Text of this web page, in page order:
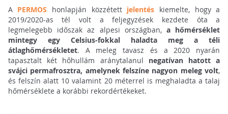
A PERMOS honlapján közzétett jelentés kiemelte, hogy a
2019/2020-as tél volt a feljegyzések kezdete óta a
legmelegebb időszak az alpesi országban, a hőmérséklet
mintegy egy Celsius-fokkal haladta meg a téli
átlaghőmérsékletet. A meleg tavasz és a 2020 nyarán
tapasztalt két hőhullám aránytalanul negatívan hatott a
svájci permafrosztra, amelynek felszíne nagyon meleg volt,
és felszín alatt 10 valamint 20 méterrel is meghaladta a talaj
hőmérséklete a korábbi rekordértékeket.